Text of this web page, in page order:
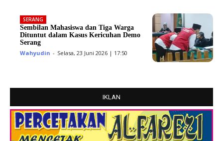
SERANG
Sembilan Mahasiswa dan Tiga Warga
Dituntut dalam Kasus Kericuhan Demo
Serang
Wahyudin - Selasa, 23 Juni 2026 | 17:50
IKLAN